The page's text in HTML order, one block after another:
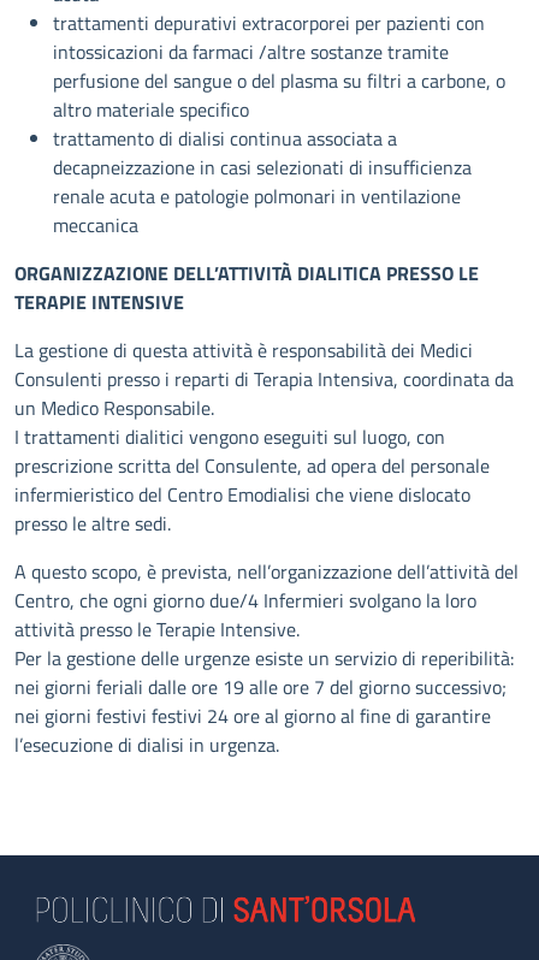
trattamenti depurativi extracorporei per pazienti con
intossicazioni da farmaci /altre sostanze tramite
perfusione del sangue o del plasma su filtri a carbone, o
altro materiale specifico
trattamento di dialisi continua associata a
decapneizzazione in casi selezionati di insufficienza
renale acuta e patologie polmonari in ventilazione
meccanica
ORGANIZZAZIONE DELL’ATTIVITÀ DIALITICA PRESSO LE
TERAPIE INTENSIVE
La gestione di questa attività è responsabilità dei Medici
Consulenti presso i reparti di Terapia Intensiva, coordinata da
un Medico Responsabile.
I trattamenti dialitici vengono eseguiti sul luogo, con
prescrizione scritta del Consulente, ad opera del personale
infermieristico del Centro Emodialisi che viene dislocato
presso le altre sedi.
A questo scopo, è prevista, nell’organizzazione dell’attività del
Centro, che ogni giorno due/4 Infermieri svolgano la loro
attività presso le Terapie Intensive.
Per la gestione delle urgenze esiste un servizio di reperibilità:
nei giorni feriali dalle ore 19 alle ore 7 del giorno successivo;
nei giorni festivi festivi 24 ore al giorno al fine di garantire
l’esecuzione di dialisi in urgenza.